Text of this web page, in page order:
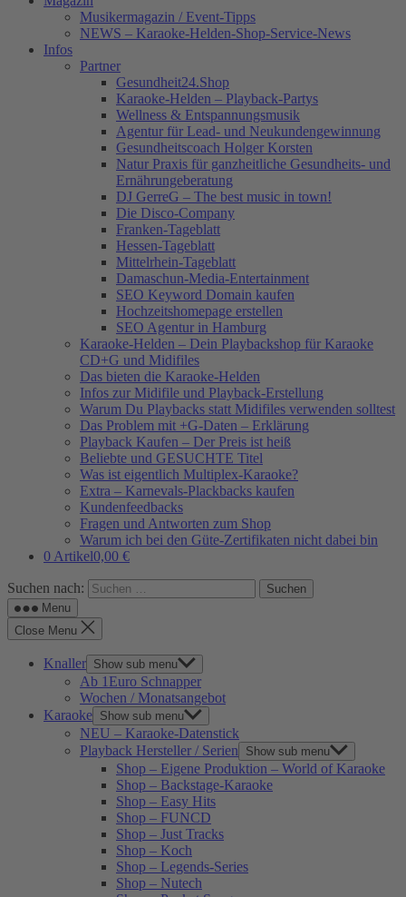
Musikermagazin / Event-Tipps
NEWS – Karaoke-Helden-Shop-Service-News
Infos
Partner
Gesundheit24.Shop
Karaoke-Helden – Playback-Partys
Wellness & Entspannungsmusik
Agentur für Lead- und Neukundengewinnung
Gesundheitscoach Holger Korsten
Natur Praxis für ganzheitliche Gesundheits- und
Ernährungeberatung
DJ GerreG – The best music in town!
Die Disco-Company
Franken-Tageblatt
Hessen-Tageblatt
Mittelrhein-Tageblatt
Damaschun-Media-Entertainment
SEO Keyword Domain kaufen
Hochzeitshomepage erstellen
SEO Agentur in Hamburg
Karaoke-Helden – Dein Playbackshop für Karaoke
CD+G und Midifiles
Das bieten die Karaoke-Helden
Infos zur Midifile und Playback-Erstellung
Warum Du Playbacks statt Midifiles verwenden solltest
Das Problem mit +G-Daten – Erklärung
Playback Kaufen – Der Preis ist heiß
Beliebte und GESUCHTE Titel
Was ist eigentlich Multiplex-Karaoke?
Extra – Karnevals-Plackbacks kaufen
Kundenfeedbacks
Fragen und Antworten zum Shop
Warum ich bei den Güte-Zertifikaten nicht dabei bin
0 Artikel0,00 €
Suchen nach:
Menu
Close Menu
Knaller Show sub menu
Ab 1Euro Schnapper
Wochen / Monatsangebot
Karaoke Show sub menu
NEU – Karaoke-Datenstick
Playback Hersteller / Serien
Show sub menu
Shop – Eigene Produktion – World of Karaoke
Shop – Backstage-Karaoke
Shop – Easy Hits
Shop – FUNCD
Shop – Just Tracks
Shop – Koch
Shop – Legends-Series
Shop – Nutech